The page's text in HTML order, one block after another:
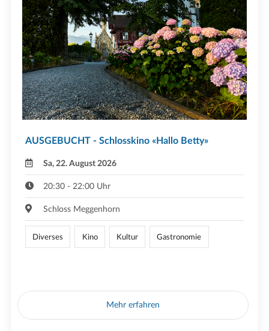
AUSGEBUCHT - Schlosskino «Hallo Betty»
Sa, 22. August 2026
20:30 - 22:00 Uhr
Schloss Meggenhorn
Diverses Kino Kultur Gastronomie
Mehr erfahren